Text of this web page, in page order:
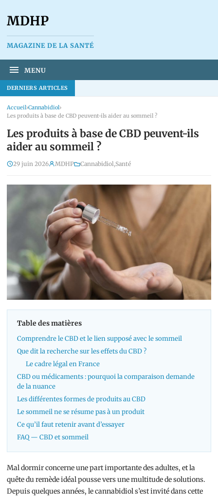
MDHP
MAGAZINE DE LA SANTÉ
MENU
DERNIERS ARTICLES
Accueil›Cannabidiol›
Les produits à base de CBD peuvent-ils aider au sommeil ?
Les produits à base de CBD peuvent-ils
aider au sommeil ?
29 juin 2026 MDHP Cannabidiol,Santé
Table des matières
Comprendre le CBD et le lien supposé avec le sommeil
Que dit la recherche sur les effets du CBD ?
Le cadre légal en France
CBD ou médicaments : pourquoi la comparaison demande
de la nuance
Les différentes formes de produits au CBD
Le sommeil ne se résume pas à un produit
Ce qu’il faut retenir avant d’essayer
FAQ — CBD et sommeil
Mal dormir concerne une part importante des adultes, et la
quête du remède idéal pousse vers une multitude de solutions.
Depuis quelques années, le cannabidiol s’est invité dans cette